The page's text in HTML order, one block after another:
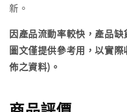
新。
因產品流動率較快，產品缺
圖文僅提供參考用，以實
佈之資料)。